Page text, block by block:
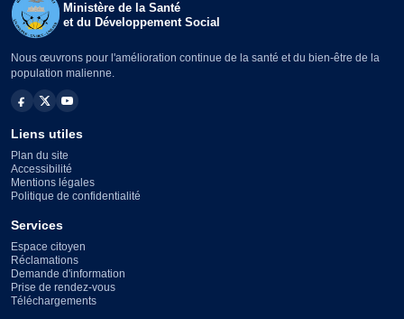
Ministère de la Santé
et du Développement Social
Nous œuvrons pour l'amélioration continue de la santé et du bien-être de la
population malienne.
Liens utiles
Plan du site
Accessibilité
Mentions légales
Politique de confidentialité
Services
Espace citoyen
Réclamations
Demande d'information
Prise de rendez-vous
Téléchargements